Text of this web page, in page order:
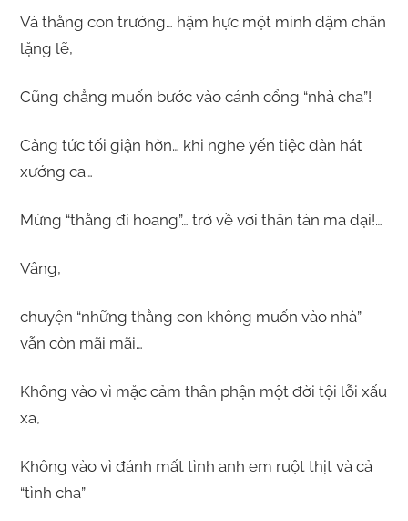
Và thằng con trưởng… hậm hực một mình dậm chân
lặng lẽ,
Cũng chẳng muốn bước vào cánh cổng “nhà cha”!
Càng tức tối giận hờn… khi nghe yến tiệc đàn hát
xướng ca…
Mừng “thằng đi hoang”… trở về với thân tàn ma dại!…
Vâng,
chuyện “những thằng con không muốn vào nhà”
vẫn còn mãi mãi…
Không vào vì mặc cảm thân phận một đời tội lỗi xấu
xa,
Không vào vì đánh mất tình anh em ruột thịt và cả
“tình cha”